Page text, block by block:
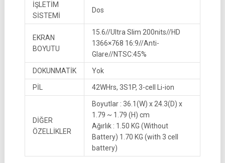
İŞLETİM
SİSTEMİ
Dos
EKRAN
BOYUTU
15.6//Ultra Slim 200nits//HD
1366×768 16:9//Anti-
Glare//NTSC:45%
DOKUNMATİK Yok
PİL 42WHrs, 3S1P, 3-cell Li-ion
DİĞER
ÖZELLİKLER
Boyutlar : 36.1(W) x 24.3(D) x
1.79 ~ 1.79 (H) cm
Ağırlık : 1.50 KG (Without
Battery) 1.70 KG (with 3 cell
battery)